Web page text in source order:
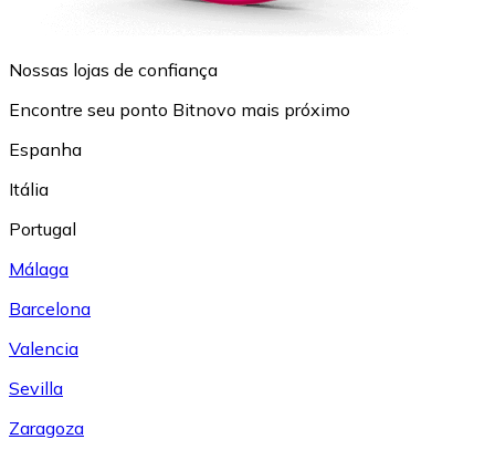
Nossas lojas de confiança
Encontre seu ponto Bitnovo mais próximo
Espanha
Itália
Portugal
Málaga
Barcelona
Valencia
Sevilla
Zaragoza